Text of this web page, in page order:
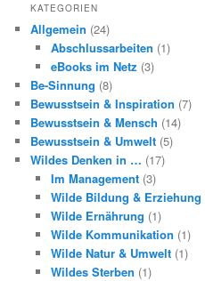
Facebook
anzeigen
Twitter
anzeigen
KATEGORIEN
Allgemein (24)
Abschlussarbeiten (1)
eBooks im Netz (3)
Be-Sinnung (8)
Bewusstsein & Inspiration (7)
Bewusstsein & Mensch (14)
Bewusstsein & Umwelt (5)
Wildes Denken in … (17)
Im Management(3)
Wilde Bildung & Erziehung
Wilde Ernährung (1)
Wilde Kommunikation (1)
Wilde Natur & Umwelt(1)
Wildes Sterben (1)